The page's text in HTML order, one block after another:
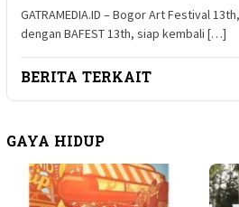
GATRAMEDIA.ID – Bogor Art Festival
dengan BAFEST 13th, siap kembali […]
BERITA TERKAIT
GAYA HIDUP